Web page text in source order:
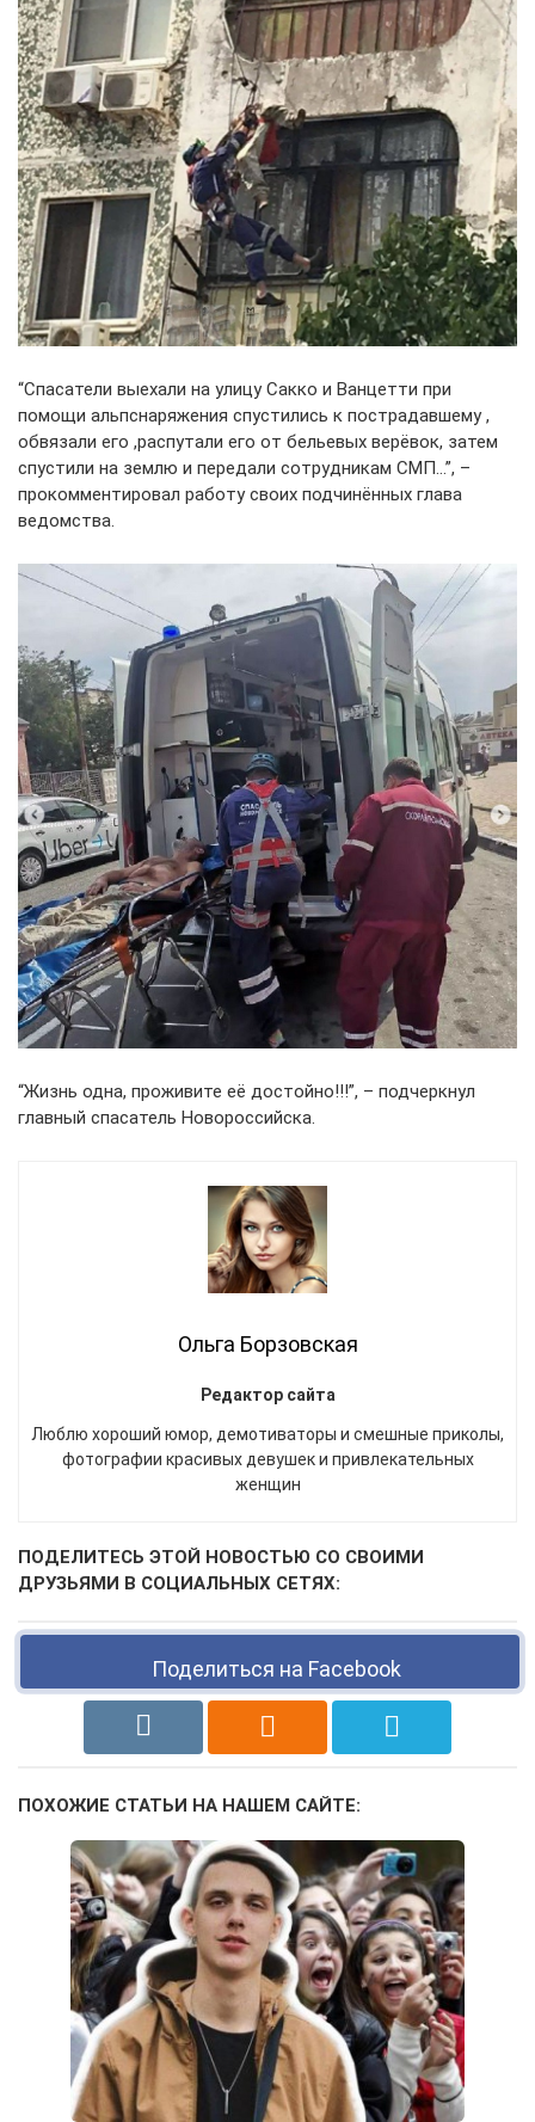
“Спасатели выехали на улицу Сакко и Ванцетти при
помощи альпснаряжения спустились к пострадавшему ,
обвязали его ,распутали его от бельевых верёвок, затем
спустили на землю и передали сотрудникам СМП…”, –
прокомментировал работу своих подчинённых глава
ведомства.
“Жизнь одна, проживите её достойно!!!”, – подчеркнул
главный спасатель Новороссийска.
Ольга Борзовская
Редактор сайта
Люблю хороший юмор, демотиваторы и смешные приколы,
фотографии красивых девушек и привлекательных
женщин
ПОДЕЛИТЕСЬ ЭТОЙ НОВОСТЬЮ СО СВОИМИ
ДРУЗЬЯМИ В СОЦИАЛЬНЫХ СЕТЯХ:
Поделиться на Facebook
ПОХОЖИЕ СТАТЬИ НА НАШЕМ САЙТЕ: